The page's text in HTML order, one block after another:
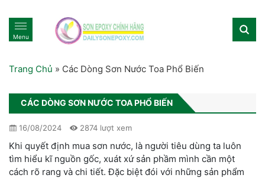
Menu
Trang Chủ » Các Dòng Sơn Nước Toa Phổ Biến
CÁC DÒNG SƠN NƯỚC TOA PHỔ BIẾN
16/08/2024 2874 lượt xem
Khi quyết định mua sơn nước, là người tiêu dùng ta luôn
tìm hiểu kĩ nguồn gốc, xuát xứ sản phầm mình cần một
cách rõ rang và chi tiết. Đặc biệt đói với những sản phẩm